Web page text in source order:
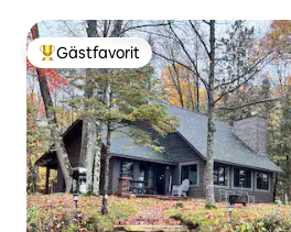
Populär gästfavorit
Gästfavorit